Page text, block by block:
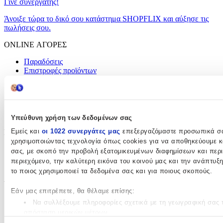
Υπεύθυνη χρήση των δεδομένων σας
Εμείς και οι 1022 συνεργάτες μας επεξεργαζόμαστε προσωπικά
χρησιμοποιώντας τεχνολογία όπως cookies για να αποθηκεύουμε
σας, με σκοπό την προβολή εξατομικευμένων διαφημίσεων και
περιεχόμενο, την καλύτερη εικόνα του κοινού μας και την
το ποιος χρησιμοποιεί τα δεδομένα σας και για ποιους σκοπούς.
Εάν μας επιτρέπετε, θα θέλαμε επίσης:
Να συλλέξουμε πληροφορίες σχετικά με τη γεωγραφική σας
Άνοιξε τώρα το δικό σου κατάστημα SHOPFLIX και αύξησε τις
πωλήσεις σου.
ONLINE ΑΓΟΡΕΣ
Παραδόσεις
Επιστροφές προϊόντων
Δωροκάρτες SHOPFLIX
ΕΞΥΠΗΡΕΤΗΣΗ ΠΕΛΑΤΩΝ
Παρακολούθηση Παραγγελίας
Συχνές ερωτήσεις
Επικοινωνία
ΥΠΗΡΕΣΙΕΣ
SHOPFLIX max
SHOPFLIX ΜΕ ΤΗ ΜΙΑ